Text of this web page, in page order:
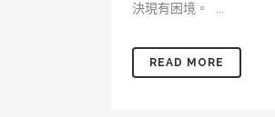
決現有困境。 ...
READ MORE